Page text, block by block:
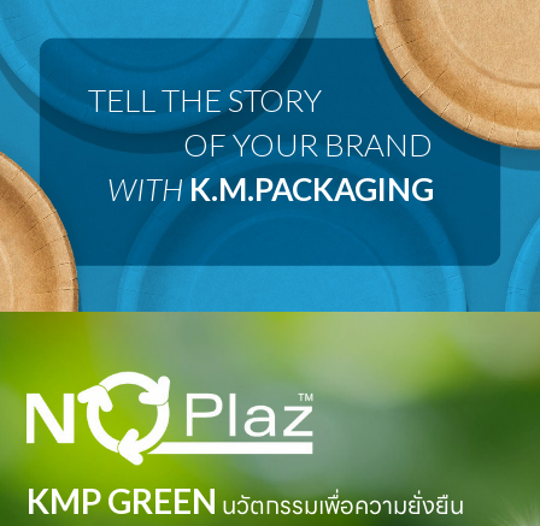
OF YOUR BRAND
WITHK.M.PACKAGING
KMP GREEN นวัตกรรมเพื่อความยั่งยืน